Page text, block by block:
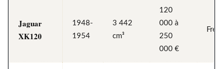
Jaguar
XK120
1948-
1954
3 442
cm³
120
000 à
250
000 €